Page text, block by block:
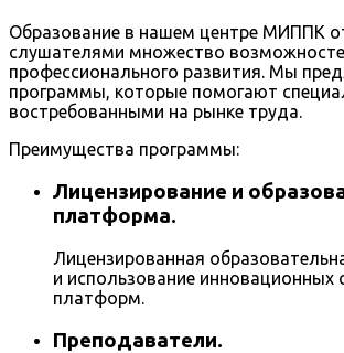
Образование в нашем центре МИППК
слушателями множество
профессионального развития. Мы
программы, которые помогают
востребованными на рынке труда.
Преимущества программы:
Лицензирование и
платформа.
Лицензированная
и использование инновационных
платформ.
Преподаватели.